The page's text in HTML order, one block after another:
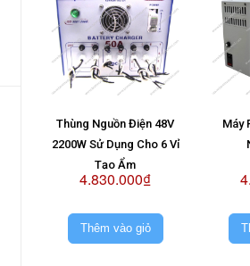
Thùng Nguồn Điện 48V
2200W Sử Dụng Cho 6 Vỉ
Tạo Ẩm
4.830.000₫
Thêm vào giỏ
Máy